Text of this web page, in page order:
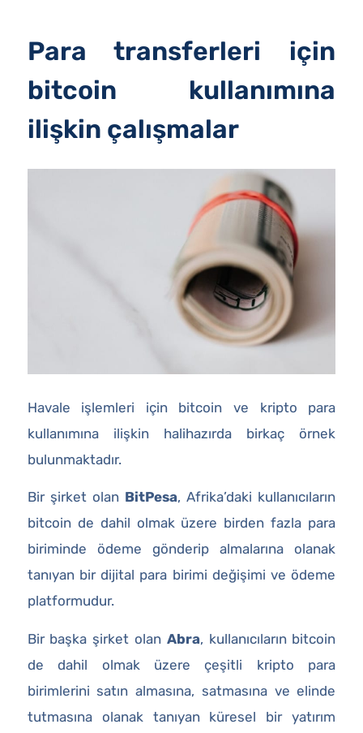
Para transferleri için
bitcoin kullanımına
ilişkin çalışmalar
Havale işlemleri için bitcoin ve kripto para
kullanımına ilişkin halihazırda birkaç örnek
bulunmaktadır.
Bir şirket olan BitPesa, Afrika’daki kullanıcıların
bitcoin de dahil olmak üzere birden fazla para
biriminde ödeme gönderip almalarına olanak
tanıyan bir dijital para birimi değişimi ve ödeme
platformudur.
Bir başka şirket olan Abra, kullanıcıların bitcoin
de dahil olmak üzere çeşitli kripto para
birimlerini satın almasına, satmasına ve elinde
tutmasına olanak tanıyan küresel bir yatırım